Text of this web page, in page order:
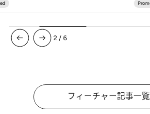
3 /6
フィーチャー記事一覧